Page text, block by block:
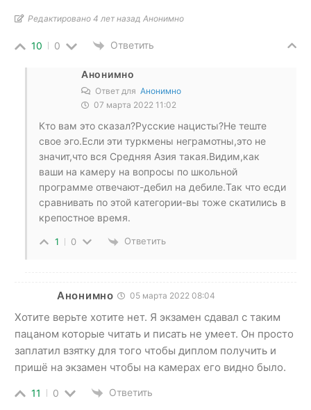
Редактировано 4 лет назад Анонимно
10 0 Ответить
Анонимно
Ответ для Анонимно
07 марта 2022 11:02
Кто вам это сказал?Русские нацисты?Не теште
свое эго.Если эти туркмены неграмотны,это не
значит,что вся Средняя Азия такая.Видим,как
ваши на камеру на вопросы по школьной
программе отвечают-дебил на дебиле.Так что есди
сравнивать по этой категории-вы тоже скатились в
крепостное время.
1 0 Ответить
Анонимно 05 марта 2022 08:04
Хотите верьте хотите нет. Я экзамен сдавал с таким
пацаном которые читать и писать не умеет. Он просто
заплатил взятку для того чтобы диплом получить и
пришё на экзамен чтобы на камерах его видно было.
11 0 Ответить